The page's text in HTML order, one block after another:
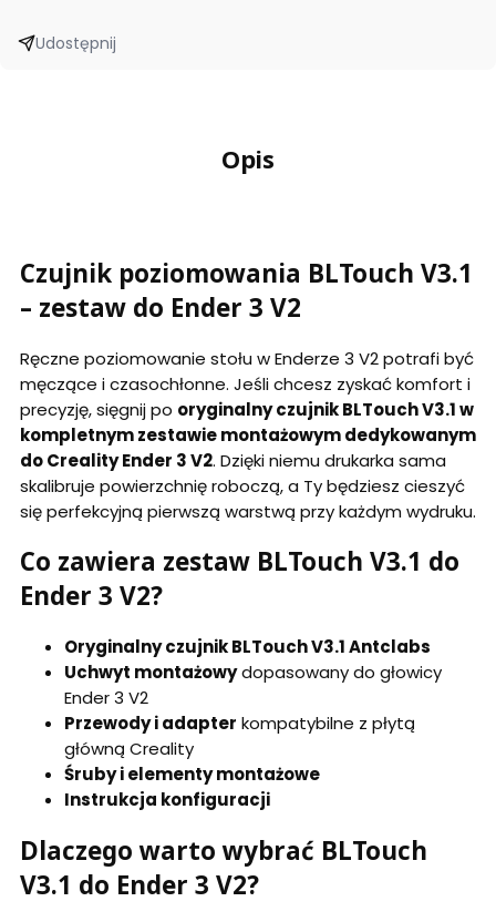
Udostępnij
Opis
Czujnik poziomowania BLTouch V3.1
– zestaw do Ender 3 V2
Ręczne poziomowanie stołu w Enderze 3 V2 potrafi być
męczące i czasochłonne. Jeśli chcesz zyskać komfort i
precyzję, sięgnij po oryginalny czujnik BLTouch V3.1 w
kompletnym zestawie montażowym dedykowanym
do Creality Ender 3 V2. Dzięki niemu drukarka sama
skalibruje powierzchnię roboczą, a Ty będziesz cieszyć
się perfekcyjną pierwszą warstwą przy każdym wydruku.
Co zawiera zestaw BLTouch V3.1 do
Ender 3 V2?
Oryginalny czujnik BLTouch V3.1 Antclabs
Uchwyt montażowydopasowany do głowicy
Ender 3 V2
Przewody i adapter kompatybilne z płytą
główną Creality
Śruby i elementy montażowe
Instrukcja konfiguracji
Dlaczego warto wybrać BLTouch
V3.1 do Ender 3 V2?